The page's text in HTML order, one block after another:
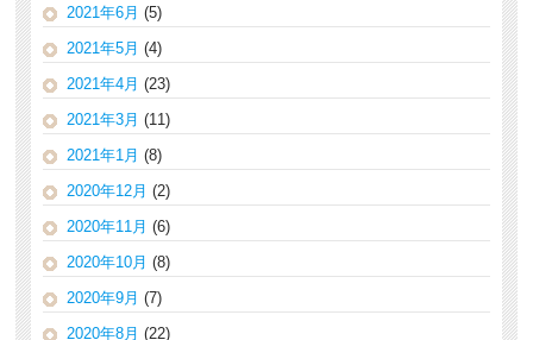
2021年6月 (5)
2021年5月 (4)
2021年4月 (23)
2021年3月 (11)
2021年1月 (8)
2020年12月 (2)
2020年11月 (6)
2020年10月 (8)
2020年9月 (7)
2020年8月 (22)